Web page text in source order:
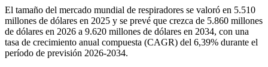
El tamaño del mercado mundial de respiradores se valoró en 5.510
millones de dólares en 2025 y se prevé que crezca de 5.860 millones
de dólares en 2026 a 9.620 millones de dólares en 2034, con una
tasa de crecimiento anual compuesta (CAGR) del 6,39% durante el
período de previsión 2026-2034.